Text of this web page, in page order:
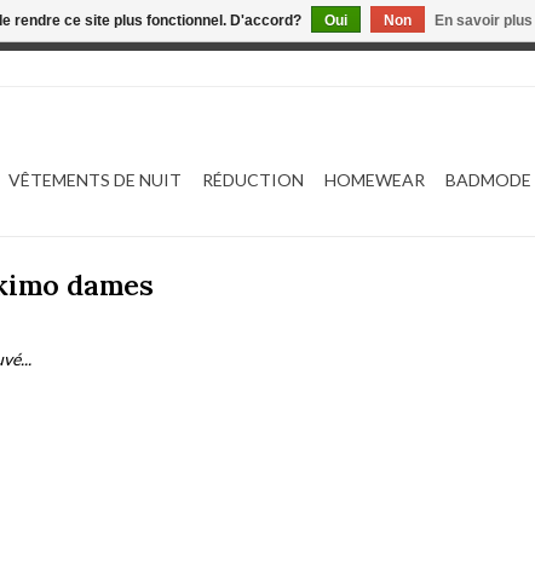
VÊTEMENTS DE NUIT RÉDUCTION HOMEWEAR BADMODE
dames
rendre ce site plus fonctionnel. D'accord? Oui Non En savoir
en construction. Toute commande passée ne sera ni traitée,